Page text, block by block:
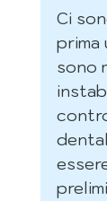
Ci
prima
sono